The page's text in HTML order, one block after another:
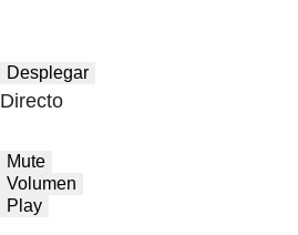
Desplegar
Directo
Mute
Volumen
Play